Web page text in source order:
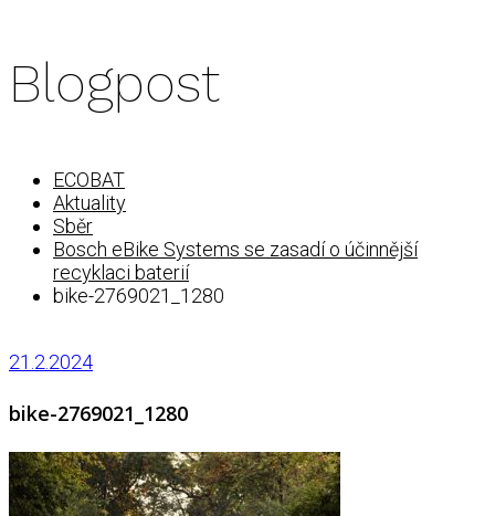
Blogpost
ECOBAT
Aktuality
Sběr
Bosch eBike Systems se zasadí o účinnější
recyklaci baterií
bike-2769021_1280
21.2.2024
bike-2769021_1280